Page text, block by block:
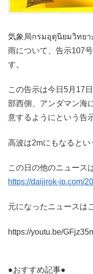
気象局กรมอุตุนิยมวิทยา
雨について、告示107
す。
この告示は今日5月17
部西側、アンダマン海
意するようにという告
高波は2mにもなるとい
この日の他のニュース
https://daijirok-jp.com/
元になったニュースは
https://youtu.be/
●おすすめ記事●